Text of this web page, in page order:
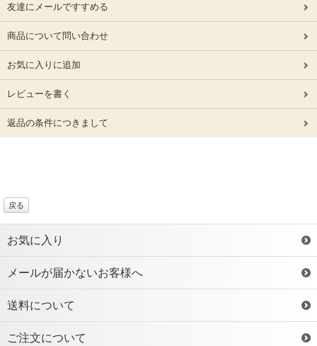
友達にメールですすめる
商品について問い合わせ
お気に入りに追加
レビューを書く
返品の条件につきまして
戻る
お気に入り
メールが届かないお客様へ
送料について
ご注文について